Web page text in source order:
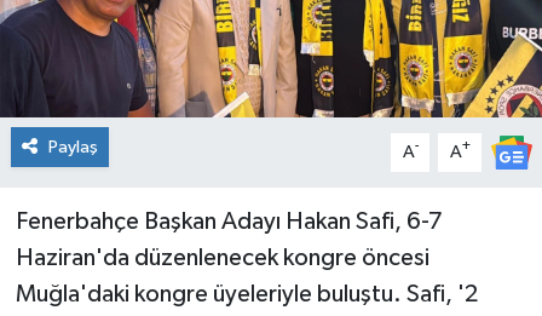
Paylaş A- A+
Fenerbahçe Başkan Adayı Hakan Safi, 6-7
Haziran'da düzenlenecek kongre öncesi
Muğla'daki kongre üyeleriyle buluştu. Safi, '2
Spor
Yaşam